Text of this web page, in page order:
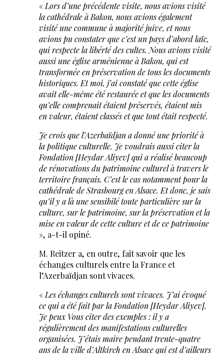
«Lors d’une précédente visite, nous avions visité
la cathédrale à Bakou, nous avions également
visité une commune à majorité juive, et nous
avions pu constater que c’est un pays d’abord laïc,
qui respecte la libérté des cultes. Nous avions visité
aussi une église arménienne à Bakou, qui est
transformée en préservation de tous les documents
historiques. Et moi, j’ai constaté que cette église
avait elle-même été restaurée et que les documents
qu’elle comprenait étaient préservés, étaient mis
en valeur, étaient classés et que tout était respecté.
Je crois que l’Azerbaïdjan a donné une priorité à
la politique culturelle. Je voudrais aussi citer la
Fondation [Heydar Aliyev] qui a réalisé beaucoup
de rénovations du patrimoine culturel à travers le
territoire français. C’est le cas notamment pour la
cathédrale de Strasbourg en Alsace. Et donc, je sais
qu’il y a là une sensibilé toute particulière sur la
culture, sur le patrimoine, sur la préservation et la
mise en valeur de cette culture et de ce patrimoine
», a-t-il opiné.
M. Reitzer a, en outre, fait savoir que les
échanges culturels entre la France et
l’Azerbaïdjan sont vivaces.
«Les échanges culturels sont vivaces. J’ai évoqué
ce qui a été fait par la Fondation [Heydar Aliyev].
Je peux Vous citer des exemples : il y a
régulièrement des manifestations culturelles
organisées. J’étais maire pendant trente-quatre
ans de la ville d’Altkirch en Alsace qui est d’ailleurs